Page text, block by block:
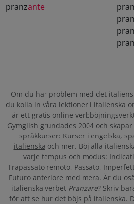
pranzante
Om du har problem med det
du kolla in våra lektioner i italienska
är ett gratis online
Gymglish grundades 2004 och
språkkurser: Kurser i engelska,
italienska och mer. Böj alla
varje tempus och modus:
Trapassato remoto, Passato,
Futuro anteriore med mera. Är du
italienska verbet Pranzare? Skriv
för att se hur det böjs på italienska.